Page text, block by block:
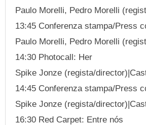
Paulo Morelli, Pedro Morelli
13:45 Conferenza stampa/Press
Paulo Morelli, Pedro Morelli
14:30 Photocall: Her
Spike Jonze (regista/
14:45 Conferenza stampa/Press
Spike Jonze (regista/
16:30 Red Carpet: Entre nós